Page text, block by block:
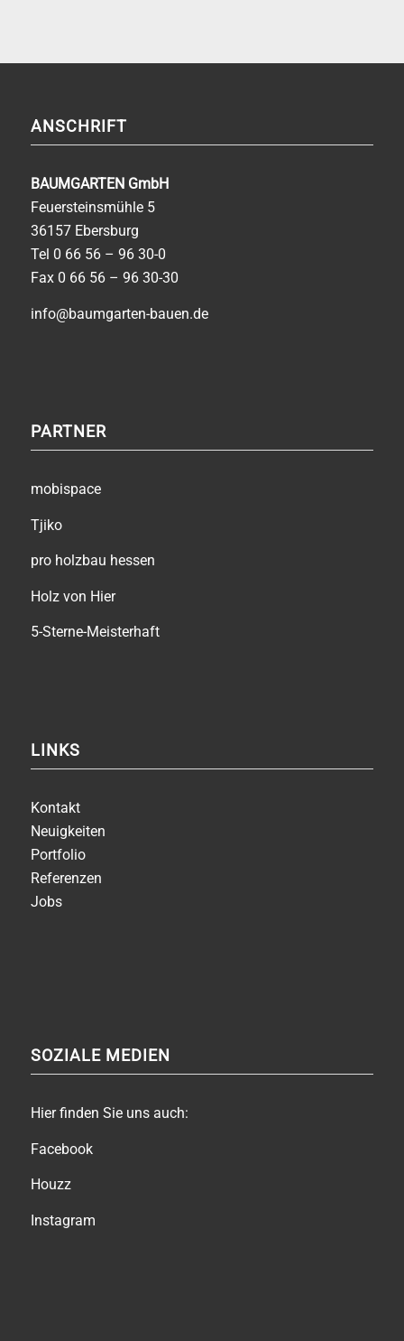
ANSCHRIFT
BAUMGARTEN GmbH
Feuersteinsmühle 5
36157 Ebersburg
Tel 0 66 56 – 96 30-0
Fax 0 66 56 – 96 30-30
info@baumgarten-bauen.de
PARTNER
mobispace
Tjiko
pro holzbau hessen
Holz von Hier
5-Sterne-Meisterhaft
LINKS
Kontakt
Neuigkeiten
Portfolio
Referenzen
Jobs
SOZIALE MEDIEN
Hier finden Sie uns auch:
Facebook
Houzz
Instagram